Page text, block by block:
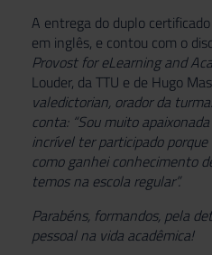
A entrega do duplo
em inglês, e contou com o
Provost for eLearning and
Louder, da TTU e de Hugo
valedictorian, orador da
conta: “Sou muito
incrível ter participado
como ganhei conhecimento
temos na escola regular”.
Parabéns, formandos, pela
pessoal na vida acadêmica!